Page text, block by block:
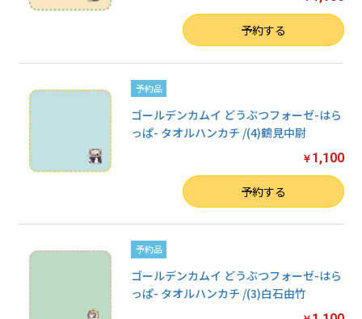
予約する
予約品
ゴールデンカムイ どうぶつフォーゼ-はら
っぱ- タオルハンカチ /(4)鶴見中尉
￥ 1,100
予約する
予約品
ゴールデンカムイ どうぶつフォーゼ-はら
っぱ- タオルハンカチ /(3)白石由竹